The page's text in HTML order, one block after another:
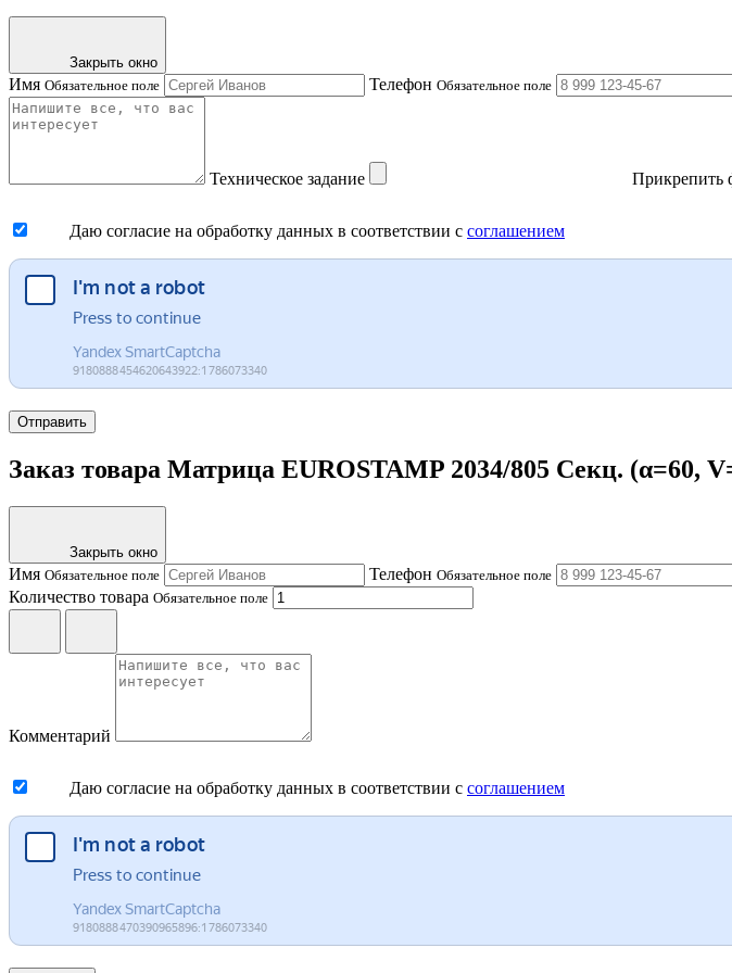
Закрыть окно
Имя Обязательное поле Телефон Обязательное поле
Техническое задание Прикрепить
Даю согласие на обработку данных в соответствии с соглашением
Отправить
Заказ товара Матрица EUROSTAMP 2034/805 Секц. (α=60,
Закрыть окно
Имя Обязательное поле Телефон Обязательное поле
Количество товара Обязательное поле
Комментарий
Даю согласие на обработку данных в соответствии с соглашением